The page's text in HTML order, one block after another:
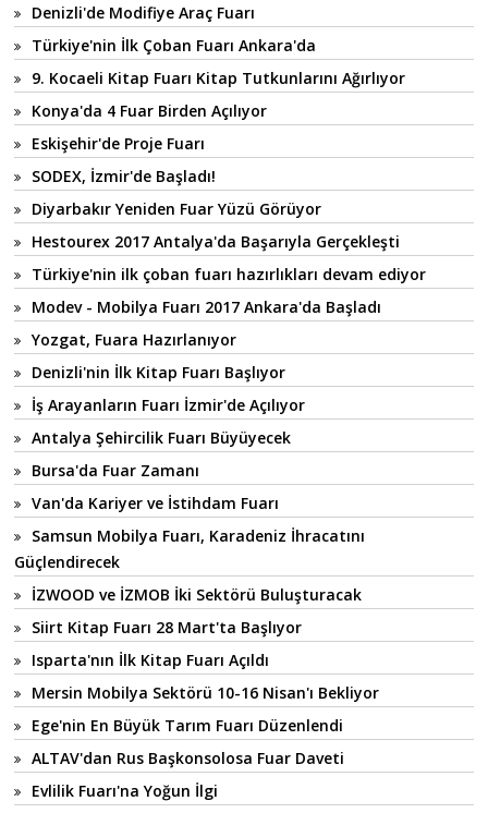
Denizli'de Modifiye Araç Fuarı
Türkiye'nin İlk Çoban Fuarı Ankara'da
9. Kocaeli Kitap Fuarı Kitap Tutkunlarını Ağırlıyor
Konya'da 4 Fuar Birden Açılıyor
Eskişehir'de Proje Fuarı
SODEX, İzmir'de Başladı!
Diyarbakır Yeniden Fuar Yüzü Görüyor
Hestourex 2017 Antalya'da Başarıyla Gerçekleşti
Türkiye'nin ilk çoban fuarı hazırlıkları devam ediyor
Modev - Mobilya Fuarı 2017 Ankara'da Başladı
Yozgat, Fuara Hazırlanıyor
Denizli'nin İlk Kitap Fuarı Başlıyor
İş Arayanların Fuarı İzmir'de Açılıyor
Antalya Şehircilik Fuarı Büyüyecek
Bursa'da Fuar Zamanı
Van'da Kariyer ve İstihdam Fuarı
Samsun Mobilya Fuarı, Karadeniz İhracatını
Güçlendirecek
İZWOOD ve İZMOB İki Sektörü Buluşturacak
Siirt Kitap Fuarı 28 Mart'ta Başlıyor
Isparta'nın İlk Kitap Fuarı Açıldı
Mersin Mobilya Sektörü 10-16 Nisan'ı Bekliyor
Ege'nin En Büyük Tarım Fuarı Düzenlendi
ALTAV'dan Rus Başkonsolosa Fuar Daveti
Evlilik Fuarı'na Yoğun İlgi